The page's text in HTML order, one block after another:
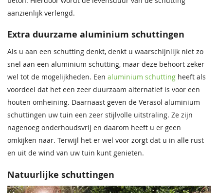
aanzienlijk verlengd.
Extra duurzame aluminium schuttingen
Als u aan een schutting denkt, denkt u waarschijnlijk niet zo
snel aan een aluminium schutting, maar deze behoort zeker
wel tot de mogelijkheden. Een aluminium schutting heeft als
voordeel dat het een zeer duurzaam alternatief is voor een
houten omheining. Daarnaast geven de Verasol aluminium
schuttingen uw tuin een zeer stijlvolle uitstraling. Ze zijn
nagenoeg onderhoudsvrij en daarom heeft u er geen
omkijken naar. Terwijl het er wel voor zorgt dat u in alle rust
en uit de wind van uw tuin kunt genieten.
Natuurlijke schuttingen